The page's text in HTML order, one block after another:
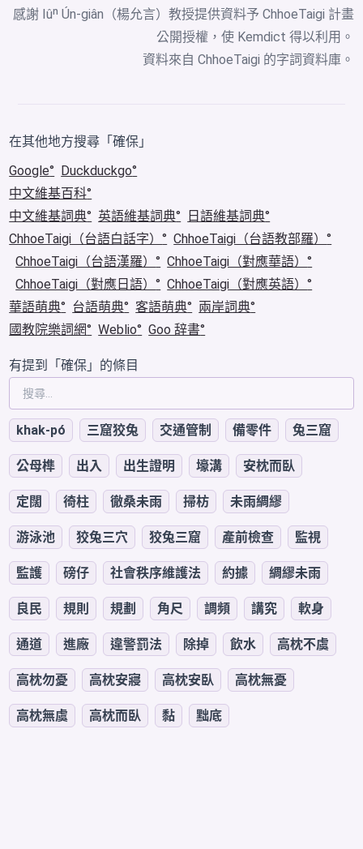
感謝 Iûⁿ Ún-giân（楊允言）教授提供資料予 ChhoeTaigi 計畫
公開授權，使 Kemdict 得以利用。
資料來自 ChhoeTaigi 的字詞資料庫。
在其他地方搜尋「確保」
Google
Duckduckgo
中文維基百科
中文維基詞典
英語維基詞典
日語維基詞典
ChhoeTaigi（台語白話字）
ChhoeTaigi（台語教部羅）
ChhoeTaigi（台語漢羅）
ChhoeTaigi（對應華語）
ChhoeTaigi（對應日語）
ChhoeTaigi（對應英語）
華語萌典
台語萌典 客語萌典
兩岸詞典
國教院樂詞網
Weblio Goo 辞書
有提到「確保」的條目
khak-pó 三窟狡兔 交通管制 備零件 兔三窟
公母榫 出入 出生證明 壕溝 安枕而臥
定闊 徛柱 徹桑未雨 掃枋 未雨綢繆
游泳池 狡兔三穴 狡兔三窟 產前檢查 監視
監護 磅仔 社會秩序維護法 約據 綢繆未雨
良民 規則 規劃 角尺 調頻 講究 軟身
通道 進廠 違警罰法 除掉 飲水 高枕不虞
高枕勿憂 高枕安寢 高枕安臥 高枕無憂
高枕無虞 高枕而臥 黏 黜底